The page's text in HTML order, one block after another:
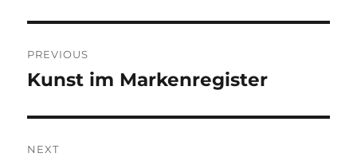
navigation
PREVIOUS
Previous
Kunst im Markenregister
NEXT